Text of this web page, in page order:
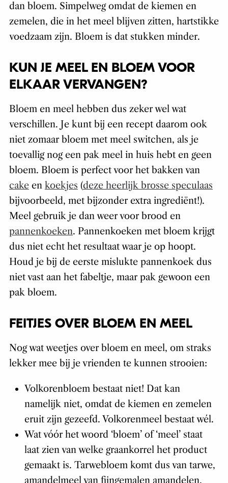
dan bloem. Simpelweg omdat de kiemen en
zemelen, die in het meel blijven zitten, hartstikke
voedzaam zijn. Bloem is dat stukken minder.
KUN JE MEEL EN BLOEM VOOR
ELKAAR VERVANGEN?
Bloem en meel hebben dus zeker wel wat
verschillen. Je kunt bij een recept daarom ook
niet zomaar bloem met meel switchen, als je
toevallig nog een pak meel in huis hebt en geen
bloem. Bloem is perfect voor het bakken van
cakeen koekjes (deze heerlijk brosse speculaas
bijvoorbeeld, met bijzonder extra ingrediënt!).
Meel gebruik je dan weer voor brood en
pannenkoeken. Pannenkoeken met bloem krijgt
dus niet echt het resultaat waar je op hoopt.
Houd je bij de eerste mislukte pannenkoek dus
niet vast aan het fabeltje, maar pak gewoon een
pak bloem.
FEITJES OVER BLOEM EN MEEL
Nog wat weetjes over bloem en meel, om straks
lekker mee bij je vrienden te kunnen strooien:
Volkorenbloem bestaat niet! Dat kan
namelijk niet, omdat de kiemen en zemelen
eruit zijn gezeefd. Volkorenmeel bestaat wél.
Wat vóór het woord ‘bloem’ of ‘meel’ staat
laat zien van welke graankorrel het product
gemaakt is. Tarwebloem komt dus van tarwe,
amandelmeel van fijngemalen amandelen.